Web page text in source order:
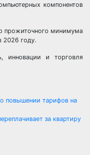
компонентов
прожиточного минимума
2026 году.
инновации и торговля
повышении тарифов на
за квартиру